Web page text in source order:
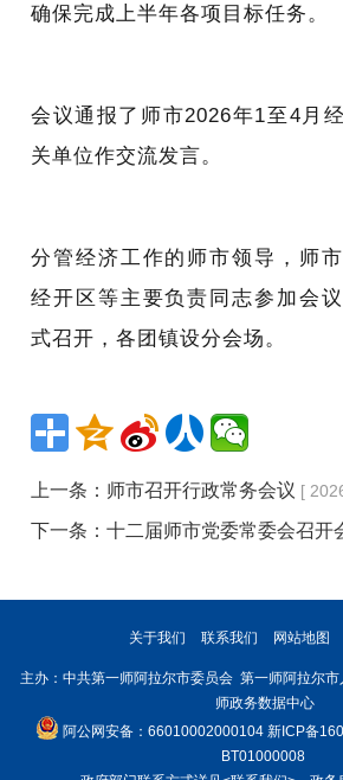
确保完成上半年各项目标任务。
会议通报了师市2026年1至4月
关单位作交流发言。
分管经济工作的师市领导，师市
经开区等主要负责同志参加会
式召开，各团镇设分会场。
上一条： 师市召开行政常务会议 [
下一条：十二届师市党委常委会召开
关于我们 联系我们 网站地图
主办：中共第一师阿拉尔市委员会 第一师阿拉尔
师政务数据中心
阿公网安备：66010002000104 新ICP备
BT01000008